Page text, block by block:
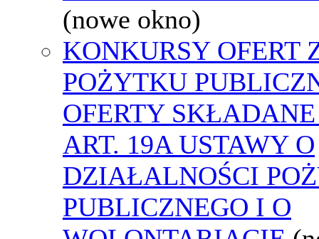
(nowe okno)
KONKURSY OFERT
POŻYTKU
OFERTY
ART. 19A USTAWY O
DZIAŁALNOŚCI
PUBLICZNEGO I O